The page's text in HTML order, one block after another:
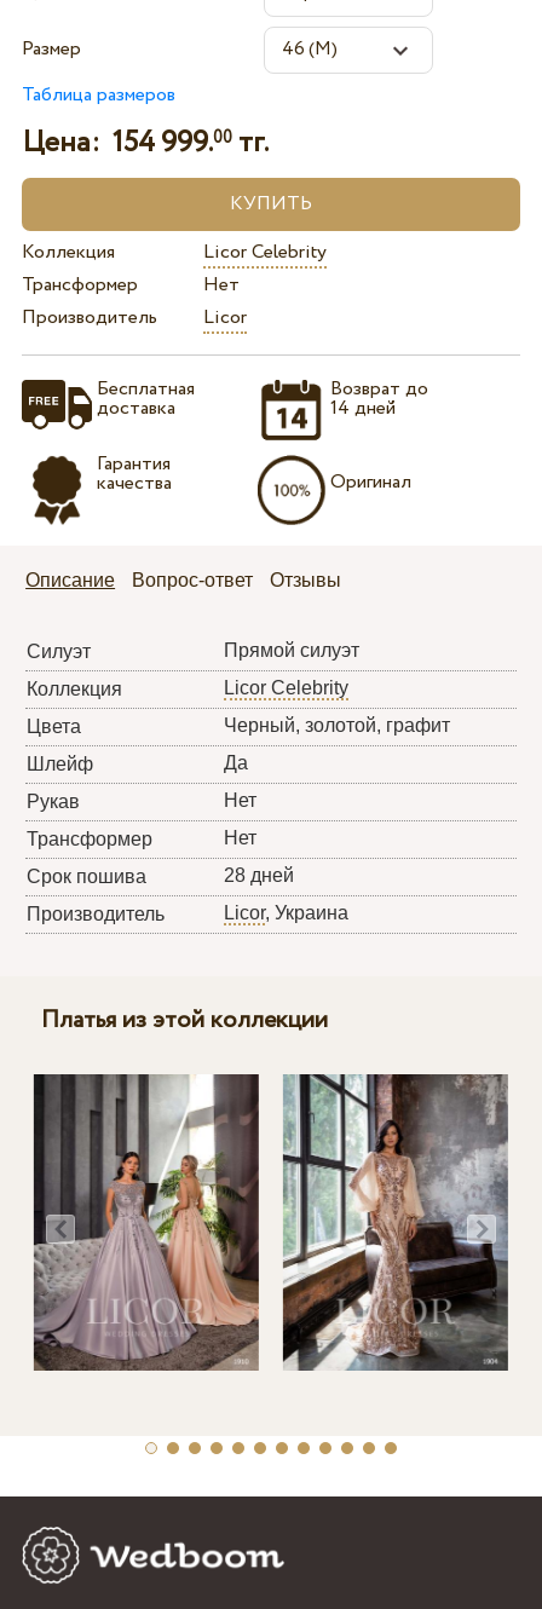
Размер
Таблица размеров
Цена: 154 999.00тг.
Коллекция
Licor Celebrity
Трансформер
Нет
Производитель
Licor
Бесплатная
доставка
Гарантия
качества
Возврат до
14 дней
Оригинал
Описание Вопрос-ответ Отзывы
Силуэт
Прямой силуэт
Коллекция
Licor Celebrity
Цвета
Черный, золотой, графит
Шлейф
Да
Рукав
Нет
Трансформер
Нет
Срок пошива
28 дней
Производитель
Licor, Украина
Платья из этой коллекции